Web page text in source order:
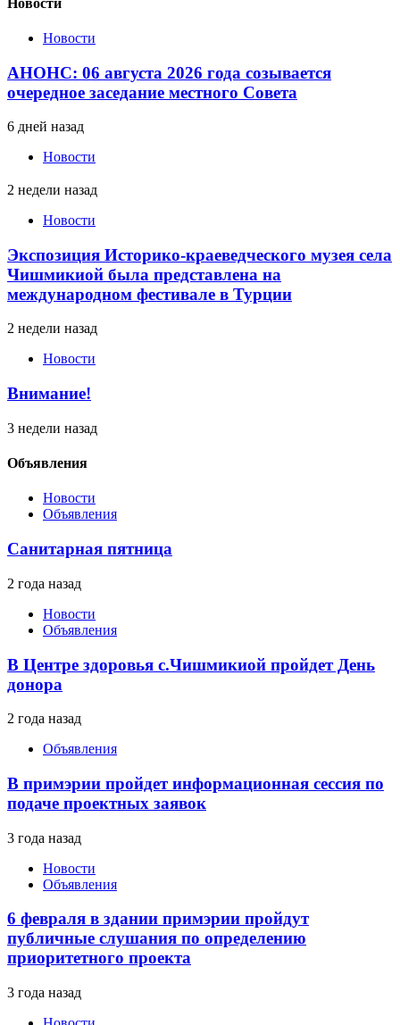
Новости
АНОНС: 06 августа 2026 года созывается
очередное заседание местного Совета
6 дней назад
Новости
2 недели назад
Новости
Экспозиция Историко-краеведческого музея села
Чишмикиой была представлена на
международном фестивале в Турции
2 недели назад
Новости
Внимание!
3 недели назад
Объявления
Новости
Объявления
Санитарная пятница
2 года назад
Новости
Объявления
В Центре здоровья с.Чишмикиой пройдет День
донора
2 года назад
Объявления
В примэрии пройдет информационная сессия по
подаче проектных заявок
3 года назад
Новости
Объявления
6 февраля в здании примэрии пройдут
публичные слушания по определению
приоритетного проекта
3 года назад